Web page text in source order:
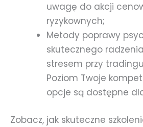
uwagę do akcji
ryzykownych;
Metody poprawy
skutecznego
stresem przy
Poziom Twoje
opcje są dostępne
Zobacz, jak skuteczne